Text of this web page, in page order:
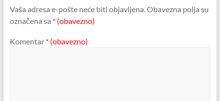
Vaša adresa e-pošte neće biti objavljena.Obavezna polja su
označena sa * (obavezno)
Komentar * (obavezno)